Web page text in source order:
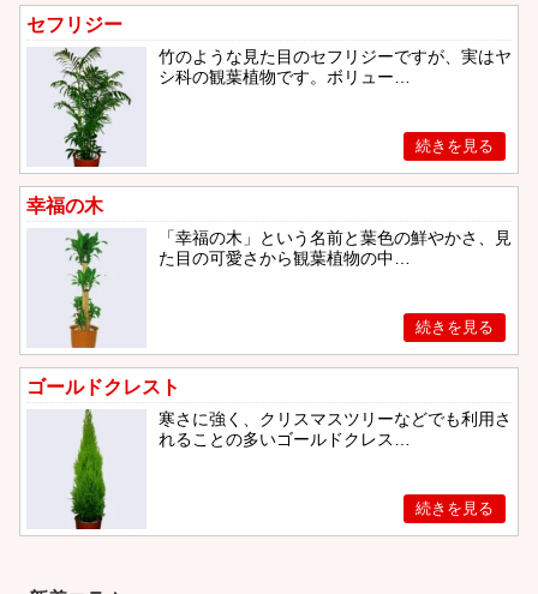
セフリジー
竹のような見た目のセフリジーですが、実はヤ
シ科の観葉植物です。ボリュー…
幸福の木
「幸福の木」という名前と葉色の鮮やかさ、見
た目の可愛さから観葉植物の中…
ゴールドクレスト
寒さに強く、クリスマスツリーなどでも利用さ
れることの多いゴールドクレス…